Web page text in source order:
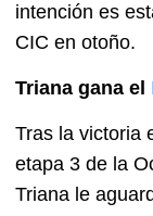
intención es
CIC en otoño.
Triana gana el
Tras la victoria
etapa 3 de la
Triana le